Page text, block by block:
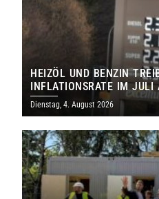
HEIZÖL UND BENZIN
INFLATIONSRATE IM JULI
Dienstag, 4. August 2026